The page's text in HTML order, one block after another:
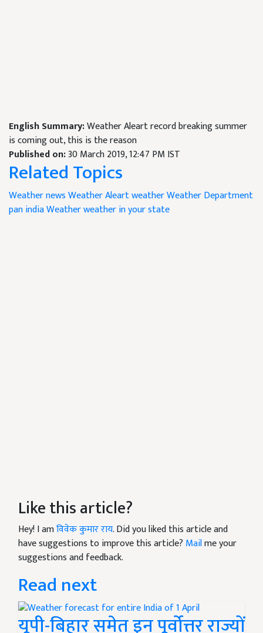
English Summary:Weather Aleart record breaking summer
is coming out, this is the reason
Published on:30 March 2019, 12:47 PM IST
Related Topics
Weather newsWeather AleartweatherWeather Department
pan india Weatherweather in your state
Like this article?
Hey! I amविवेक कुमार राय. Did you liked this article and
have suggestions to improve this article? Mailme your
suggestions and feedback.
Read next
यूपी-बिहार समेत इन पूर्वोत्तर राज्यों